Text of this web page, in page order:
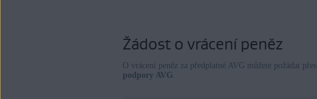
Žádost o vrácení peněz
O vrácení peněz za předplatné AVG můžete požádat přes
podpory AVG.